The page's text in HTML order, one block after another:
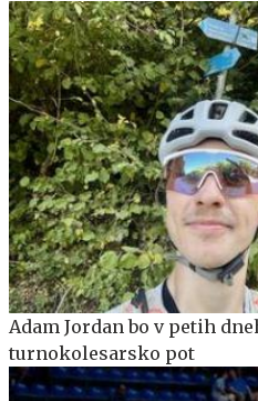
Adam Jordan bo v petih
turnokolesarsko pot